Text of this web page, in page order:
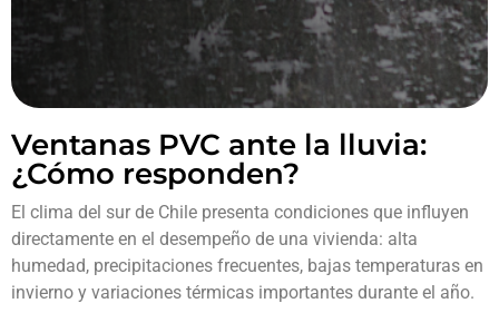
Ventanas PVC ante la lluvia:
¿Cómo responden?
El clima del sur de Chile presenta condiciones que influyen
directamente en el desempeño de una vivienda: alta
humedad, precipitaciones frecuentes, bajas temperaturas en
invierno y variaciones térmicas importantes durante el año.